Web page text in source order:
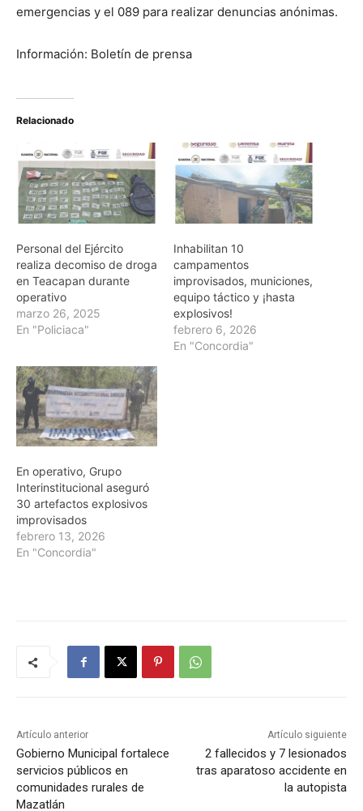
emergencias y el 089 para realizar denuncias anónimas.
Información: Boletín de prensa
Relacionado
Personal del Ejército
realiza decomiso de droga
en Teacapan durante
operativo
marzo 26, 2025
En "Policiaca"
Inhabilitan 10
campamentos
improvisados, municiones,
equipo táctico y ¡hasta
explosivos!
febrero 6, 2026
En "Concordia"
En operativo, Grupo
Interinstitucional aseguró
30 artefactos explosivos
improvisados
febrero 13, 2026
En "Concordia"
Artículo anterior
Gobierno Municipal fortalece
servicios públicos en
comunidades rurales de
Mazatlán
Artículo siguiente
2 fallecidos y 7 lesionados
tras aparatoso accidente en
la autopista